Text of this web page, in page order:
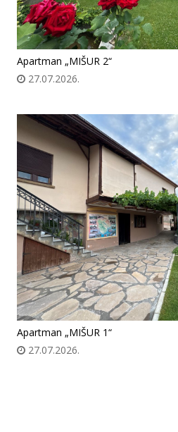
Apartman „MIŠUR 2“
27.07.2026.
Apartman „MIŠUR 1“
27.07.2026.